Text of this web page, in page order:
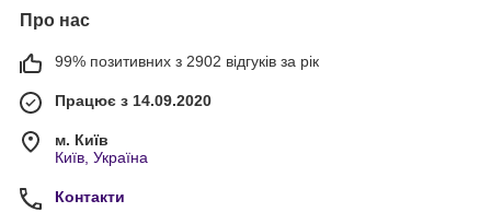
Про нас
99% позитивних з 2902 відгуків за рік
Працює з 14.09.2020
м. Київ
Київ, Україна
Контакти